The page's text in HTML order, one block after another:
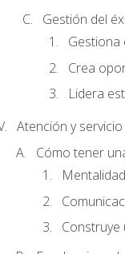
Gestión del
Gestiona
Crea
Lidera
Atención y
Cómo tener
Construye